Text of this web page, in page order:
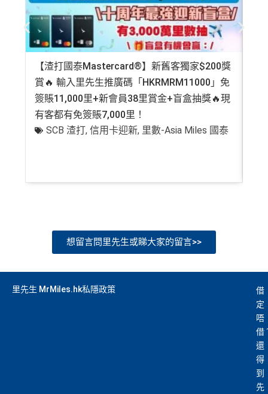
【渣打國泰Mastercard®】新舊客獨家$200獎
賞🔥 輸入里先生推廣碼「HKRMRM11000」免
簽賬11,000里+新會員38里賞金+盲盒抽獎🔥現
有客都有免簽賬7,000里！
SCB 渣打,信用卡迎新, 里數-Asia Miles 國泰
想留言問里先生或睇大家的留言>>
里先生 MrMiles.hk私隱政策
借
定
唔
借
還
得
到
先